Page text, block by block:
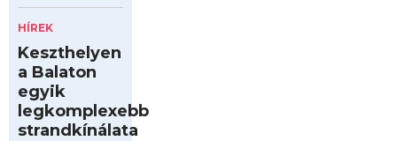
HÍREK
Keszthelyen
a Balaton
egyik
legkomplexebb
strandkínálata